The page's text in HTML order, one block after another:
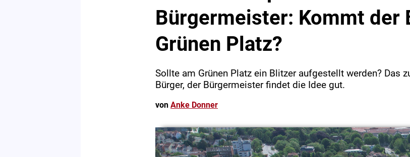
Bürgermeister: Kommt der
Grünen Platz?
Sollte am Grünen Platz ein Blitzer aufgestellt werden? Das
Bürger, der Bürgermeister findet die Idee gut.
von Anke Donner